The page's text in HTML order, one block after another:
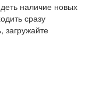
наличие новых
сразу
загружайте